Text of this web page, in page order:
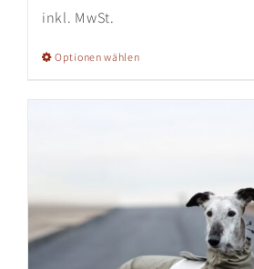
inkl. MwSt.
Optionen wählenDieses
Optionen
auf